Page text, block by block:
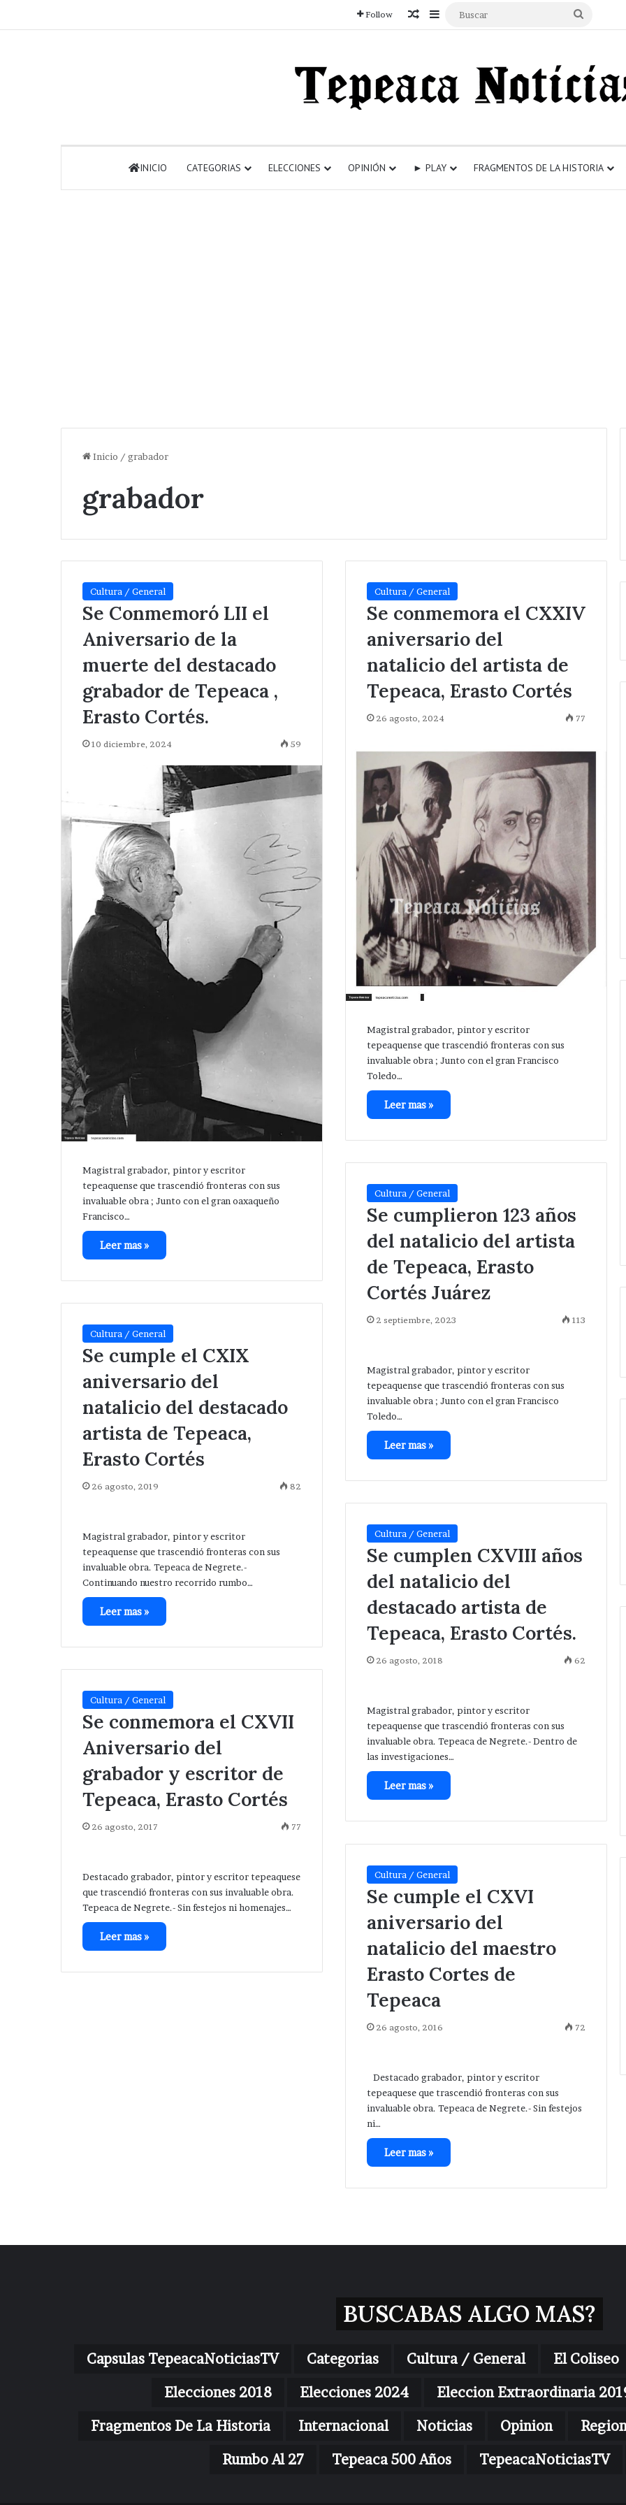
Follow Articulo aleatorio
Sidebar
INICIO CATEGORIAS ELECCIONES OPINIÓN ► PLAY FRAGMENTOS DE LA HISTORIA
Inicio / grabador
grabador
Cultura / General
Se Conmemoró LII el
Aniversario de la
muerte del destacado
grabador de Tepeaca ,
Erasto Cortés.
10 diciembre, 2024 59
Magistral grabador, pintor y escritor
tepeaquense que trascendió fronteras con sus
invaluable obra ; Junto con el gran oaxaqueño
Francisco…
Leer mas »
Cultura / General
Se conmemora el CXXIV
aniversario del
natalicio del artista de
Tepeaca, Erasto Cortés
26 agosto, 2024 77
Magistral grabador, pintor y escritor
tepeaquense que trascendió fronteras con sus
invaluable obra ; Junto con el gran Francisco
Toledo…
Leer mas »
Cultura / General
Se cumplieron 123 años
del natalicio del artista
de Tepeaca, Erasto
Cortés Juárez
2 septiembre, 2023 113
Magistral grabador, pintor y escritor
tepeaquense que trascendió fronteras con sus
invaluable obra ; Junto con el gran Francisco
Toledo…
Leer mas »
Cultura / General
Se cumple el CXIX
aniversario del
natalicio del destacado
artista de Tepeaca,
Erasto Cortés
26 agosto, 2019 82
Magistral grabador, pintor y escritor
tepeaquense que trascendió fronteras con sus
invaluable obra. Tepeaca de Negrete.-
Continuando nuestro recorrido rumbo…
Leer mas »
Cultura / General
Se cumplen CXVIII años
del natalicio del
destacado artista de
Tepeaca, Erasto Cortés.
26 agosto, 2018 62
Magistral grabador, pintor y escritor
tepeaquense que trascendió fronteras con sus
invaluable obra. Tepeaca de Negrete.- Dentro de
las investigaciones…
Leer mas »
Cultura / General
Se conmemora el CXVII
Aniversario del
grabador y escritor de
Tepeaca, Erasto Cortés
26 agosto, 2017 77
Destacado grabador, pintor y escritor tepeaquese
que trascendió fronteras con sus invaluable obra.
Tepeaca de Negrete.- Sin festejos ni homenajes…
Leer mas »
Cultura / General
Se cumple el CXVI
aniversario del
natalicio del maestro
Erasto Cortes de
Tepeaca
26 agosto, 2016 72
Destacado grabador, pintor y escritor
tepeaquese que trascendió fronteras con sus
invaluable obra. Tepeaca de Negrete.- Sin festejos
ni…
Leer mas »
Desaparece
Tepeaca
ahora
en
colonia
Desaparece otra mujer en
Tepeaca ; ahora en la colonia
Santa Cecilia .
Avanza
de
ejecución
de
hermanos
cerca
de
central
Salvador
.
Hace 16 horas
Avanza investigación después
de ejecución de hermanos cerca
de central de San Salvador
Huixcolotla .
BUSCABAS ALGO MAS?
Capsulas TepeacaNoticiasTV Categorias Cultura / General El Coliseo
Elecciones 2018
Elecciones 2024 Eleccion Extraordinaria
Fragmentos De La Historia
Internacional Noticias Opinion
Rumbo Al 27
Tepeaca 500 Años TepeacaNoticiasTV